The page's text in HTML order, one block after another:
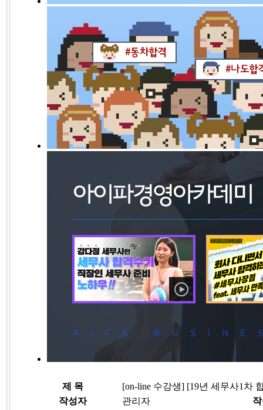
제 목
[on-line 수강생] [19년 세무사1차
작성자
관리자